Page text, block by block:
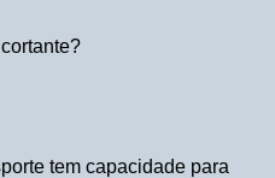
tem capacidade para